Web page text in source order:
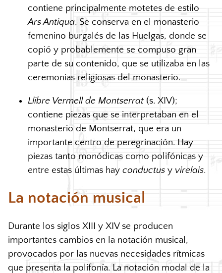
contiene principalmente motetes de estilo
Ars Antiqua. Se conserva en el monasterio
femenino burgalés de las Huelgas, donde se
copió y probablemente se compuso gran
parte de su contenido, que se utilizaba en las
ceremonias religiosas del monasterio.
Llibre Vermell de Montserrat (s. XIV);
contiene piezas que se interpretaban en el
monasterio de Montserrat, que era un
importante centro de peregrinación. Hay
piezas tanto monódicas como polifónicas y
entre estas últimas hay conductus y virelais.
La notación musical
Durante los siglos XIII y XIVse producen
importantes cambios en la notación musical,
provocados por las nuevas necesidades rítmicas
que presenta la polifonía. La notación modal de la